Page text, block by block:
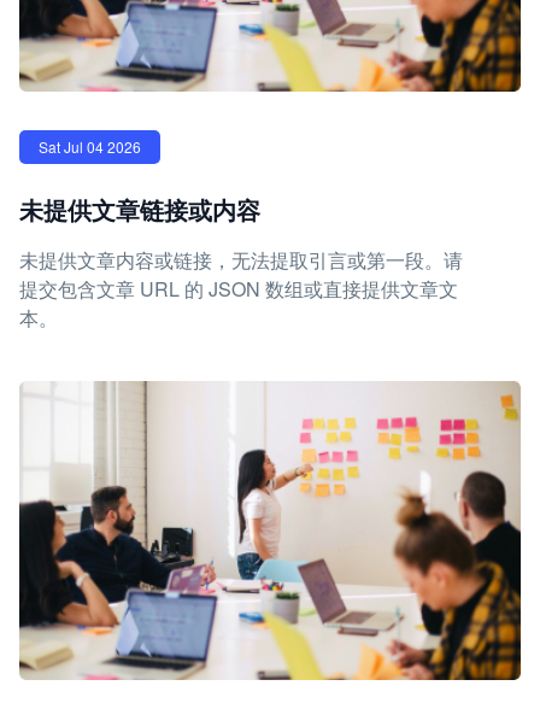
Sat Jul 04 2026
未提供文章链接或内容
未提供文章内容或链接，无法提取引言或第一段。请
提交包含文章 URL 的 JSON 数组或直接提供文章文
本。